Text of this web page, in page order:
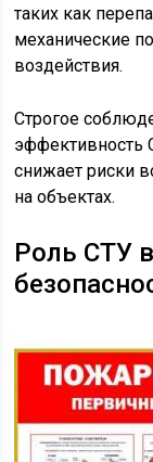
таких как
механические
воздействия.
Строгое
эффективность
снижает риски
на объектах.
Роль СТУ